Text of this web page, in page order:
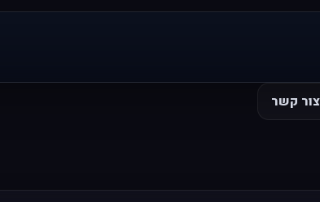
צור קשר